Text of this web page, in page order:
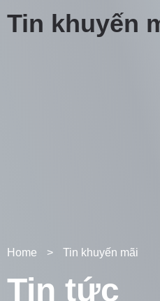
Tin khuyến
Home > Tin khuyến mãi
Tin tức